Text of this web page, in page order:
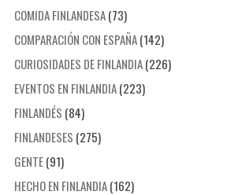
COMIDA FINLANDESA(73)
COMPARACIÓN CON ESPAÑA(142)
CURIOSIDADES DE FINLANDIA(226)
EVENTOS EN FINLANDIA(223)
FINLANDÉS (84)
FINLANDESES (275)
GENTE(91)
HECHO EN FINLANDIA(162)